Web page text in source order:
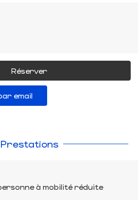
Réserver
email
Prestations
à mobilité réduite